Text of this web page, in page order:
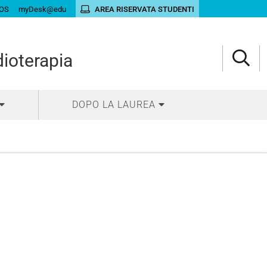
myDesk@edu AREA RISERVATA STUDENTI
DOPO LA LAUREA